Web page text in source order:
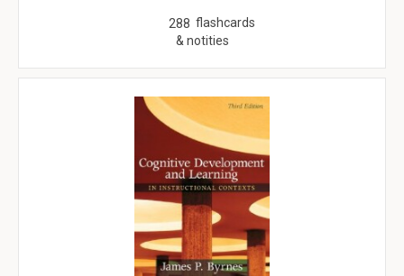
288 flashcards
& notities